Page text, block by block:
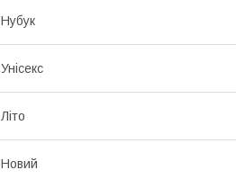
Нубук
Унісекс
Літо
Новий